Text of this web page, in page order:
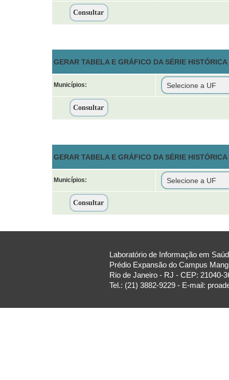
GERAR TABELA E GRÁFICO DA SÉRIE
Municípios:
GERAR TABELA E GRÁFICO DA SÉRIE
Municípios:
Laboratório de Informação em
Prédio Expansão do Campus
Rio de Janeiro - RJ - CEP: 21040-
Tel.: (21) 3882-9229 - E-mail: